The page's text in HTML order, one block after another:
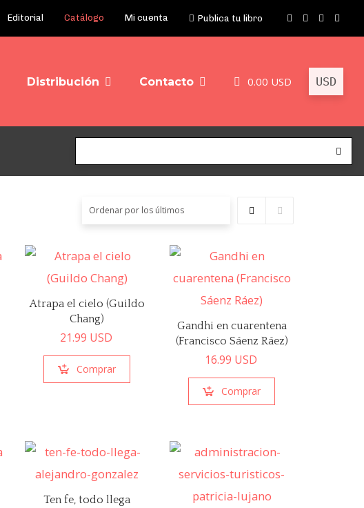
Editorial Catálogo Mi cuenta Publica tu libro
Distribución Contacto 0.00 USD
Atrapa el cielo (Guildo
Chang)
21.99 USD
Comprar
Gandhi en cuarentena
(Francisco Sáenz Ráez)
16.99 USD
Comprar
Ten fe, todo llega